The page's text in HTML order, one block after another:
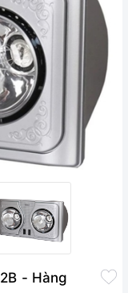
- Hàng